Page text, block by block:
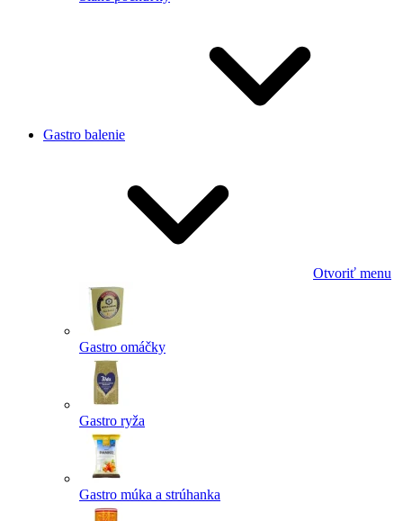
Gastro balenie
Otvoriť menu
Gastro omáčky
Gastro ryža
Gastro múka a strúhanka